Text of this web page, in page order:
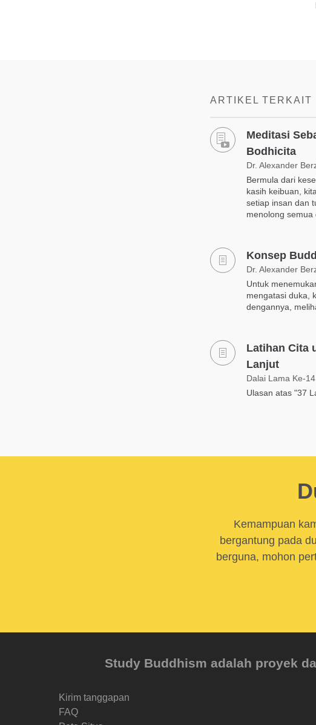
ARTIKEL TERKAIT
Meditasi
Bodhicita
Dr. Alexander
Bermula dari
kasih keibuan,
setiap insan dan
menolong semua
Konsep
Dr. Alexander
Untuk
mengatasi duka,
dengannya,
Latihan Cita
Lanjut
Dalai Lama Ke-14
Ulasan atas "37
Kemampuan
bergantung pada
berguna, mohon
Study Buddhism adalah proyek
Kirim tanggapan
FAQ